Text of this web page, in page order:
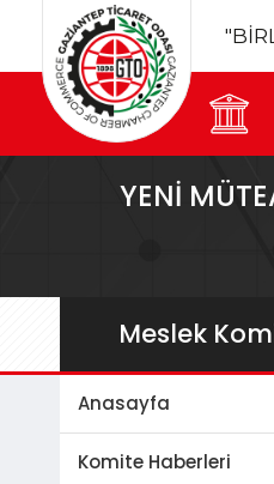
YENI
Meslek
Anasayfa
Komite Haberleri